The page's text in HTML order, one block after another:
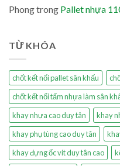
Phongtrong Pallet nhựa
TỪ KHÓA
chốt kết nối pallet sân khấu
chốt kết nối tấm nhựa làm sân
khay nhựa cao duy tân
khay
khay phụ tùng cao duy tân
khay đựng ốc vít duy tân cao